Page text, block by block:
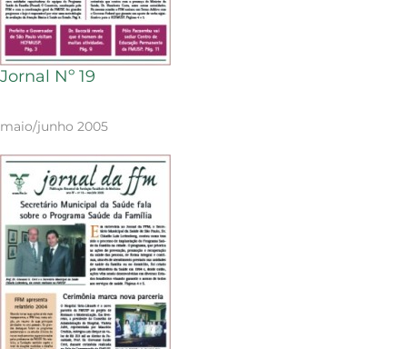
Jornal Nº 19
maio/junho 2005